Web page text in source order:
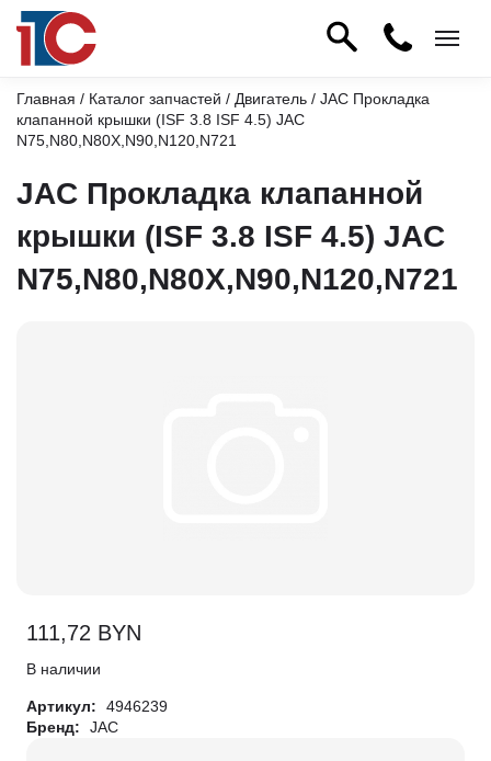
Главная / Каталог запчастей / Двигатель / JAC Прокладка
клапанной крышки (ISF 3.8 ISF 4.5) JAC
N75,N80,N80X,N90,N120,N721
JAC Прокладка клапанной
крышки (ISF 3.8 ISF 4.5) JAC
N75,N80,N80X,N90,N120,N721
111,72 BYN
В наличии
Артикул:
4946239
Бренд:
JAC